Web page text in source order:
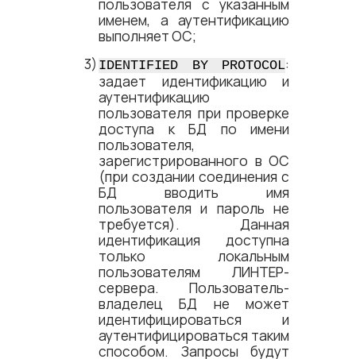
пользователя с указанным
именем, а аутентификацию
выполняет ОС;
IDENTIFIED BY PROTOCOL:
задает идентификацию и
аутентификацию
пользователя при проверке
доступа к БД по имени
пользователя,
зарегистрированного в ОС
(при создании соединения с
БД вводить имя
пользователя и пароль не
требуется). Данная
идентификация доступна
только локальным
пользователям ЛИНТЕР-
сервера. Пользователь-
владелец БД не может
идентифицироваться и
аутентифицироваться таким
способом. Запросы будут